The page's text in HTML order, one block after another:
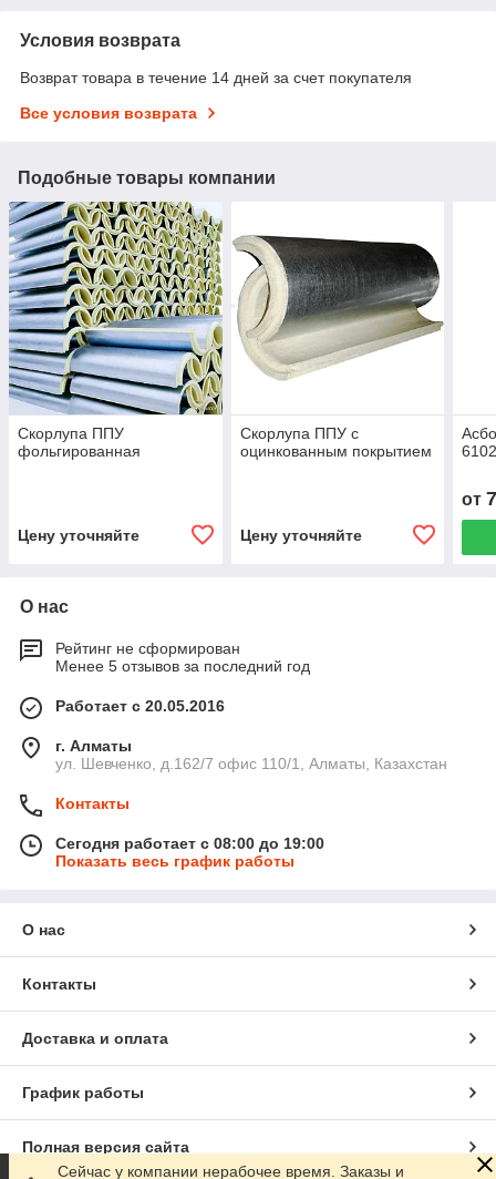
Условия возврата
Возврат товара в течение 14 дней за счет покупателя
Все условия возврата
Подобные товары компании
Скорлупа ППУ
фольгированная
Цену уточняйте
Скорлупа ППУ с
оцинкованным покрытием
Цену уточняйте
от
О нас
Рейтинг не сформирован
Менее 5 отзывов за последний год
Работает с 20.05.2016
г. Алматы
ул. Шевченко, д.162/7 офис 110/1, Алматы, Казахстан
Контакты
Сегодня работает с 08:00 до 19:00
Показать весь график работы
О нас
Контакты
Доставка и оплата
График работы
Полная версия сайта
Сейчас у компании нерабочее время. Заказы и